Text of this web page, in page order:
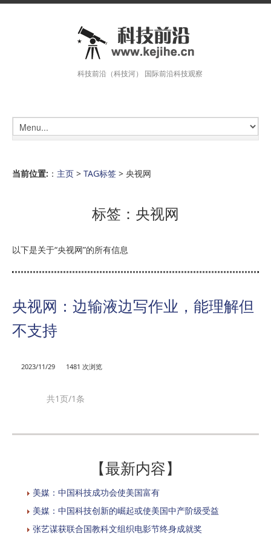
科技前沿（科技河） 国际前沿科技观察
当前位置: ： 主页 > TAG标签 > 央视网
标签：央视网
以下是关于“央视网”的所有信息
央视网：边输液边写作业，能理解但
不支持
2023/11/29 1481 次浏览
共1页/1条
【最新内容】
美媒：中国科技成功会使美国富有
美媒：中国科技创新的崛起或使美国中产阶级受益
张艺谋获联合国教科文组织电影节终身成就奖